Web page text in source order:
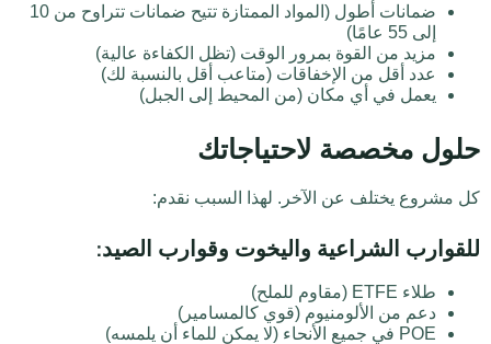
ضمانات أطول (المواد الممتازة تتيح ضمانات تتراوح من 10
إلى 55 عامًا)
مزيد من القوة بمرور الوقت (تظل الكفاءة عالية)
عدد أقل من الإخفاقات (متاعب أقل بالنسبة لك)
يعمل في أي مكان (من المحيط إلى الجبل)
حلول مخصصة لاحتياجاتك
كل مشروع يختلف عن الآخر. لهذا السبب نقدم:
للقوارب الشراعية واليخوت وقوارب الصيد:
طلاء ETFE (مقاوم للملح)
دعم من الألومنيوم (قوي كالمسامير)
POE في جميع الأنحاء (لا يمكن للماء أن يلمسه)